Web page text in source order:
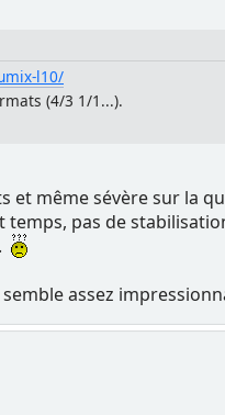
l10/
(4/3 1/1...).
et même sévère sur la
pas de
assez